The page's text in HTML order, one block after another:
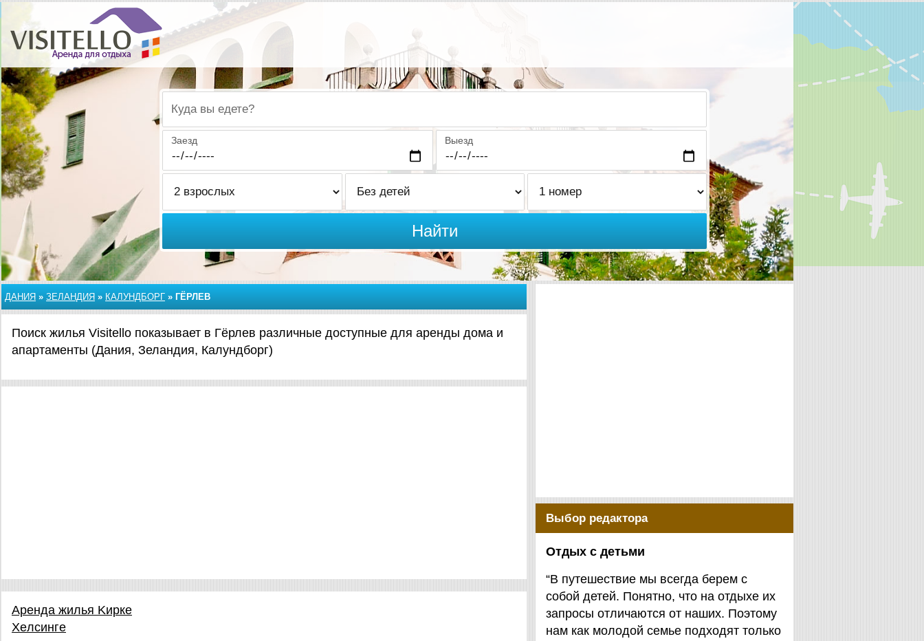
Куда вы едете?
Заезд Выезд
Найти
ДАНИЯ » ЗЕЛАНДИЯ » КАЛУНДБОРГ » ГЁРЛЕВ
Поиск жилья Visitello показывает в Гёрлев различные доступные для аренды дома и
апартаменты (Дания, Зеландия, Калундборг)
Аренда жилья Kиркe
Хeлсингe
Выбор редактора
Отдых с детьми
“В путешествие мы всегда берем с
собой детей. Понятно, что на отдыхе их
запросы отличаются от наших. Поэтому
нам как молодой семье подходят только